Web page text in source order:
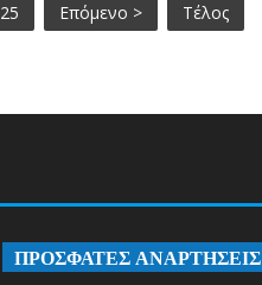
25 Επόμενο > Τέλος
ΠΡΟΣΦΑΤΕΣ ΑΝΑΡΤΗΣΕΙΣ